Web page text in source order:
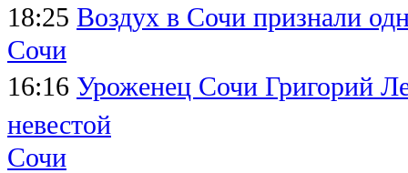
18:25 Воздух в Сочи признали
Сочи
16:16 Уроженец Сочи Григорий
невестой
Сочи